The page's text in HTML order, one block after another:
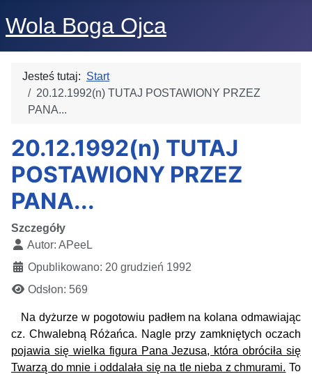
Wola Boga Ojca
Jesteś tutaj: Start
20.12.1992(n) TUTAJ POSTAWIONY PRZEZ
PANA...
20.12.1992(n) TUTAJ
POSTAWIONY PRZEZ
PANA...
Szczegóły
Autor: APeeL
Opublikowano: 20 grudzień 1992
Odsłon: 569
Na dyżurze w pogotowiu padłem na kolana odmawiając
cz. Chwalebną Różańca. Nagle przy zamkniętych oczach
pojawia się wielka figura Pana Jezusa, która obróciła się
Twarzą do mnie i oddalała się na tle nieba z chmurami. To